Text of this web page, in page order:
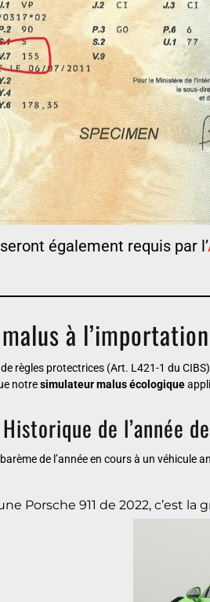
également requis par l’
à
règles protectrices (Art. L421-1 du
notresimulateur malus écologique
de l’année
de l’année en cours à un
Porsche 911 de 2022, c’est